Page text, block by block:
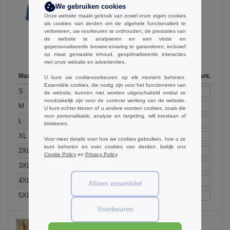
Bright Royal
Maat 1-11 12-35 36-71 72-143 144-287 Meer
Op voorraad Aant.
S €11.27 €10.56 € 9.86 €9.16 € 8.45 €
21
M
€ 11.27 €10.56 € 9.86 €9.16 €8.45 €
30
L
€ 11.27 10.56 9.16
XL
€ € 10.56 € 9.16 8.45
2XL
11.27 10.56 9.86 9.16 € 8.45
21
3XL
4XL
13.21 €11.45
5XL
€13.21 €12.34 €11.45 €10.57
We gebruiken cookies
Onze website maakt gebruik van zowel onze eigen cookies
als cookies van derden om de algehele functionaliteit te
verbeteren, uw voorkeuren te onthouden, de prestaties van
de website te analyseren en een vlotte en
gepersonaliseerde browse-ervaring te garanderen, inclusief
op maat gemaakte inhoud, geoptimaliseerde interacties
met onze website en advertenties.
U kunt uw cookievoorkeuren op elk moment beheren.
Essentiële cookies, die nodig zijn voor het functioneren van
de website, kunnen niet worden uitgeschakeld omdat ze
noodzakelijk zijn voor de correcte werking van de website.
U kunt echter kiezen of u andere soorten cookies, zoals die
voor personalisatie, analyse en targeting, wilt toestaan of
blokkeren.
Voor meer details over hoe we cookies gebruiken, hoe u ze
kunt beheren en over cookies van derden, bekijk ons
Cookie Policy en Privacy Policy.
Alleen essentiëel
Voorkeuren